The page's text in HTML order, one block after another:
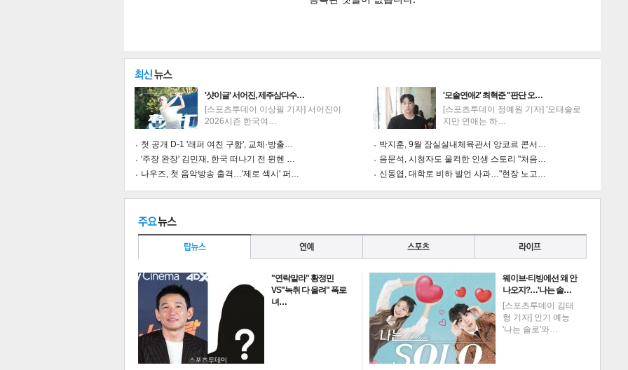
'샷이글' 서어진, 제주삼다수…
[스포츠투데이 이상필 기자] 서어진이
2026시즌 한국여…
첫 공개 D-1 '래퍼 여친 구함', 교체·방출…
'주장 완장' 김민재, 한국 떠나기 전 뮌헨 …
나우즈, 첫 음악방송 출격…'제로 섹시' 퍼…
'모솔연애2' 최혁준 "판단 오…
[스포츠투데이 정예원 기자] '모태솔로
지만 연애는 하…
박지훈, 9월 잠실실내체육관서 앙코르 콘서…
음문석, 시청자도 울컥한 인생 스토리 "처음…
신동엽, 대학로 비하 발언 사과…"현장 노고…
"연락말라" 황정민
VS"녹취 다 올려" 폭로
녀…
웨이브·티빙에선 왜 안
나오지?…'나는 솔…
[스포츠투데이 김태
형 기자] 인기 예능
'나는 솔로'와…